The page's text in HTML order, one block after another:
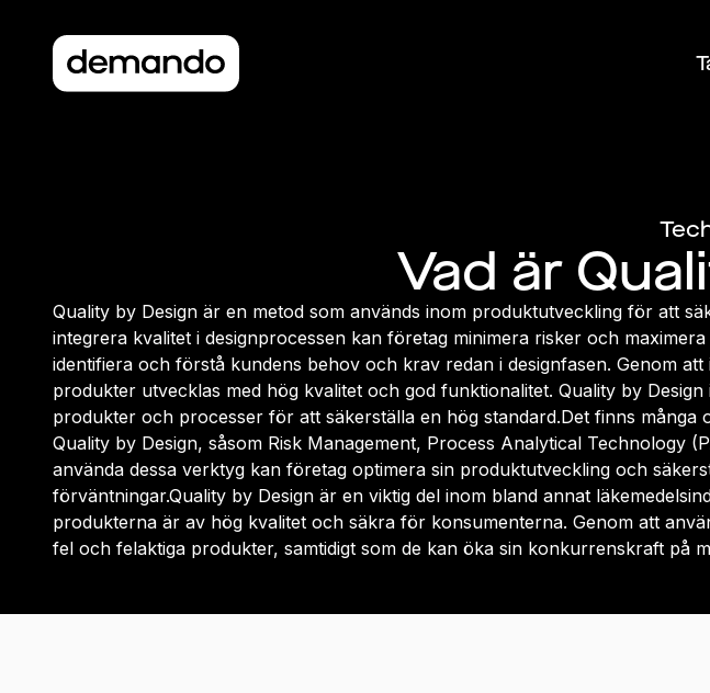
Vad är
Quality by Design är en metod som används inom produktutveckling för att
integrera kvalitet i designprocessen kan företag minimera risker och
identifiera och förstå kundens behov och krav redan i designfasen. Genom
produkter utvecklas med hög kvalitet och god funktionalitet. Quality by
produkter och processer för att säkerställa en hög standard.Det finns många
Quality by Design, såsom Risk Management, Process Analytical Technology
använda dessa verktyg kan företag optimera sin produktutveckling och
förväntningar.Quality by Design är en viktig del inom bland annat
produkterna är av hög kvalitet och säkra för konsumenterna. Genom att
fel och felaktiga produkter, samtidigt som de kan öka sin konkurrenskraft på